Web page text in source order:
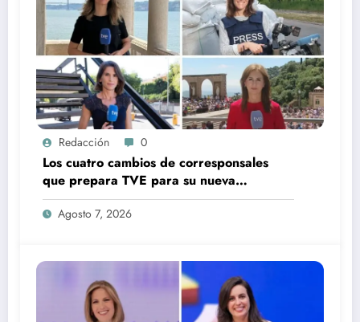
Redacción 0
Los cuatro cambios de corresponsales
que prepara TVE para su nueva
temporada
Agosto 7, 2026